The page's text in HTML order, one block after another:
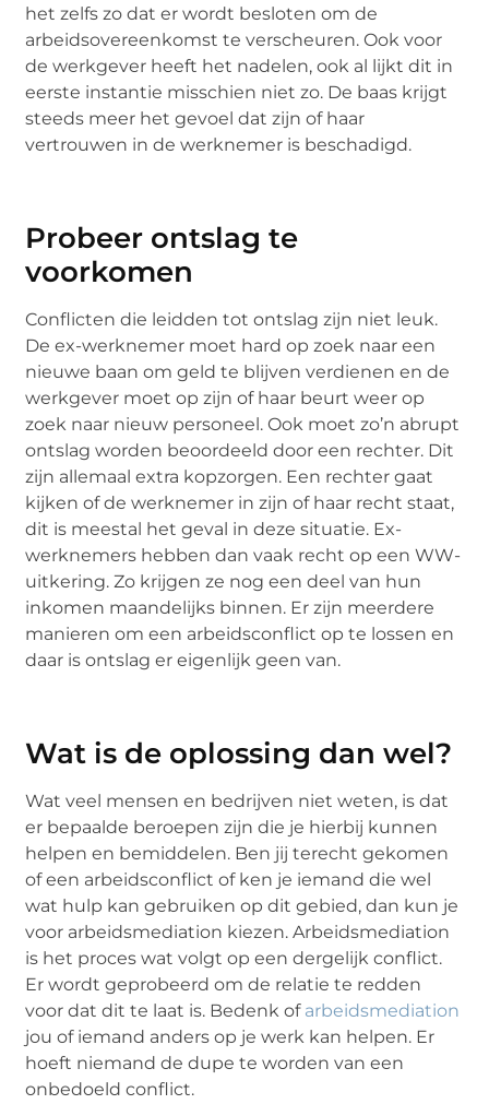
het zelfs zo dat er wordt besloten om de
arbeidsovereenkomst te verscheuren. Ook voor
de werkgever heeft het nadelen, ook al lijkt dit in
eerste instantie misschien niet zo. De baas krijgt
steeds meer het gevoel dat zijn of haar
vertrouwen in de werknemer is beschadigd.
Probeer ontslag te
voorkomen
Conflicten die leidden tot ontslag zijn niet leuk.
De ex-werknemer moet hard op zoek naar een
nieuwe baan om geld te blijven verdienen en de
werkgever moet op zijn of haar beurt weer op
zoek naar nieuw personeel. Ook moet zo’n abrupt
ontslag worden beoordeeld door een rechter. Dit
zijn allemaal extra kopzorgen. Een rechter gaat
kijken of de werknemer in zijn of haar recht staat,
dit is meestal het geval in deze situatie. Ex-
werknemers hebben dan vaak recht op een WW-
uitkering. Zo krijgen ze nog een deel van hun
inkomen maandelijks binnen. Er zijn meerdere
manieren om een arbeidsconflict op te lossen en
daar is ontslag er eigenlijk geen van.
Wat is de oplossing dan wel?
Wat veel mensen en bedrijven niet weten, is dat
er bepaalde beroepen zijn die je hierbij kunnen
helpen en bemiddelen. Ben jij terecht gekomen
of een arbeidsconflict of ken je iemand die wel
wat hulp kan gebruiken op dit gebied, dan kun je
voor arbeidsmediation kiezen. Arbeidsmediation
is het proces wat volgt op een dergelijk conflict.
Er wordt geprobeerd om de relatie te redden
voor dat dit te laat is. Bedenk of arbeidsmediation
jou of iemand anders op je werk kan helpen. Er
hoeft niemand de dupe te worden van een
onbedoeld conflict.